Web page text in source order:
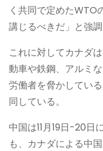
く共同で定めたWTO
講じるべきだ」と強調
これに対してカナダ
動車や鉄鋼、アルミ
労働者を脅かしてい
同している。
中国は11月19日-20日
も、カナダによる中